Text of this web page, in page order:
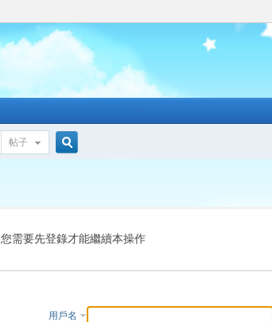
帖子
索
您需要先登錄才能繼續本操作
用戶名